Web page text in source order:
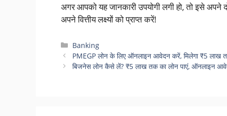
अगर आपको यह जानकारी उपयोगी लगी हो, तो इसे
अपने वित्तीय लक्ष्यों को प्राप्त करें!
Categories
Banking
PMEGP लोन के लिए ऑनलाइन आवेदन करें, मिलेगा ₹5 लाख
बिजनेस लोन कैसे लें? ₹5 लाख तक का लोन पाएं, ऑनलाइन